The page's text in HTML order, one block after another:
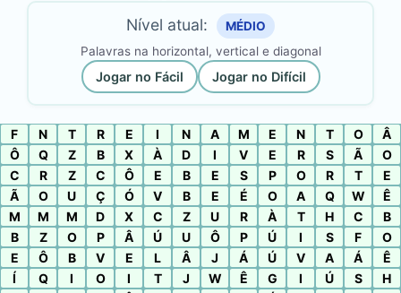
Nível atual:
MÉDIO
Palavras na horizontal, vertical e diagonal
Jogar no Fácil Jogar no Difícil
F N T R E I N A M E N T O
Â
Ô
Q Z B X À D I V E R S Ã
O
C
R Z C Ô E B E S P O R T
E
Ã
O U Ç Ó V B E É O A Q W
Ê
M
M M D X C Z U R À T H C
B
B
Z O P Â Ú U Ô P Ú I S F
O
E
Ô B V E L Â J Á Ú V A Á
Ê
Í
Q I O I T J W Ê G I Ú S
H